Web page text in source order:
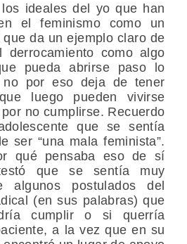
ideales del yo que han
el feminismo como un
da un ejemplo claro de
como algo
pueda abrirse paso lo
no por eso deja de tener
luego pueden vivirse
no cumplirse. Recuerdo
que se sentía
ser “una mala feminista”.
qué pensaba eso de sí
que se sentía muy
algunos postulados del
(en sus palabras) que
cumplir o si querría
a la vez que en su